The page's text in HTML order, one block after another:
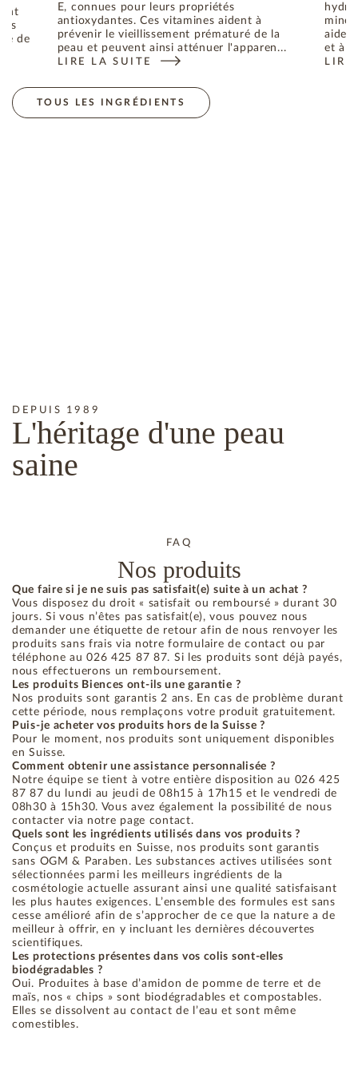
de
E, connues pour leurs propriétés
antioxydantes. Ces vitamines aident à
prévenir le vieillissement prématuré de la
peau et peuvent ainsi atténuer l'apparen...
LIRE LA SUITE
: L'HUILE D'ABRICOT, L'INGRÉDIENT AUX
et à
:
TOUS LES INGRÉDIENTS
DEPUIS 1989
L'héritage d'une peau
saine
FAQ
Nos produits
Que faire si je ne suis pas satisfait(e) suite à un achat ?
Vous disposez du droit « satisfait ou remboursé » durant 30
jours. Si vous n’êtes pas satisfait(e), vous pouvez nous
demander une étiquette de retour afin de nous renvoyer les
produits sans frais via notre formulaire de contact ou par
téléphone au 026 425 87 87. Si les produits sont déjà payés,
nous effectuerons un remboursement.
Les produits Biences ont-ils une garantie ?
Nos produits sont garantis 2 ans. En cas de problème durant
cette période, nous remplaçons votre produit gratuitement.
Puis-je acheter vos produits hors de la Suisse ?
Pour le moment, nos produits sont uniquement disponibles
en Suisse.
Comment obtenir une assistance personnalisée ?
Notre équipe se tient à votre entière disposition au 026 425
87 87 du lundi au jeudi de 08h15 à 17h15 et le vendredi de
08h30 à 15h30. Vous avez également la possibilité de nous
contacter via notre page contact.
Quels sont les ingrédients utilisés dans vos produits ?
Conçus et produits en Suisse, nos produits sont garantis
sans OGM & Paraben. Les substances actives utilisées sont
sélectionnées parmi les meilleurs ingrédients de la
cosmétologie actuelle assurant ainsi une qualité satisfaisant
les plus hautes exigences. L’ensemble des formules est sans
cesse amélioré afin de s’approcher de ce que la nature a de
meilleur à offrir, en y incluant les dernières découvertes
scientifiques.
Les protections présentes dans vos colis sont-elles
biodégradables ?
Oui. Produites à base d’amidon de pomme de terre et de
maïs, nos « chips » sont biodégradables et compostables.
Elles se dissolvent au contact de l’eau et sont même
comestibles.